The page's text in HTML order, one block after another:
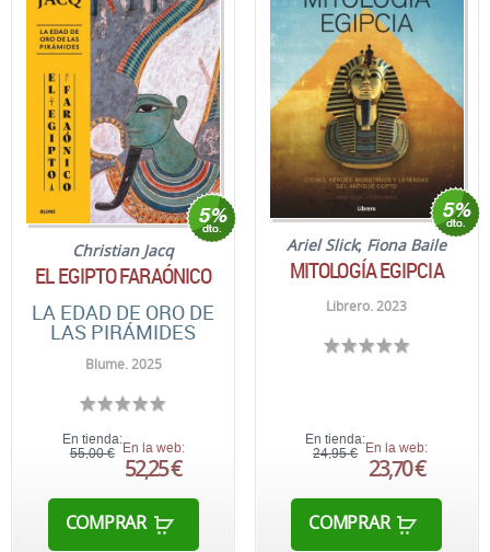
Christian Jacq
EL EGIPTO FARAÓNICO
LA EDAD DE ORO DE
LAS PIRÁMIDES
Blume. 2025
En tienda:
55,00 € En la web:
52,25 €
COMPRAR
Ariel Slick; Fiona Baile
MITOLOGÍA EGIPCIA
Librero. 2023
En tienda:
24,95 € En la web:
23,70 €
COMPRAR